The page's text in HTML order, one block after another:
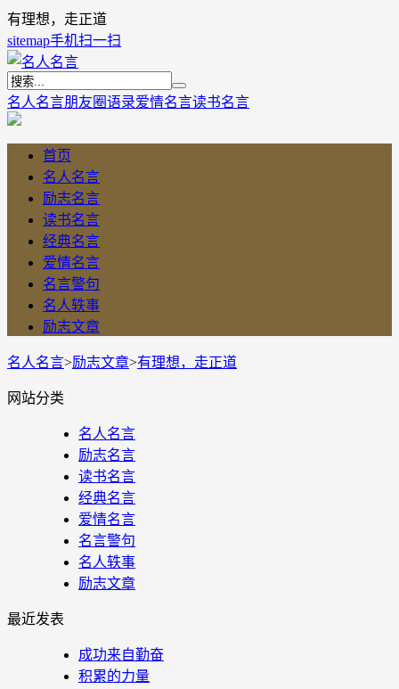
有理想，走正道
sitemap手机扫一扫
名人名言朋友圈语录爱情名言读书名言
首页
名人名言
励志名言
读书名言
经典名言
爱情名言
名言警句
名人轶事
励志文章
名人名言>励志文章>有理想，走正道
网站分类
名人名言
励志名言
读书名言
经典名言
爱情名言
名言警句
名人轶事
励志文章
最近发表
成功来自勤奋
积累的力量